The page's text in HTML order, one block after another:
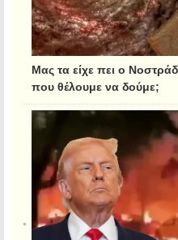
Μας τα είχε πει ο
που θέλουμε να δούμε;